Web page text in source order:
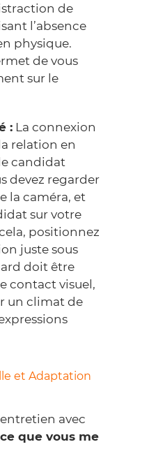
de
l’absence
physique.
de vous
sur le
: La connexion
relation en
candidat
devez regarder
la caméra, et
sur votre
positionnez
juste sous
doit être
contact visuel,
un climat de
et Adaptation
avec
que vous me